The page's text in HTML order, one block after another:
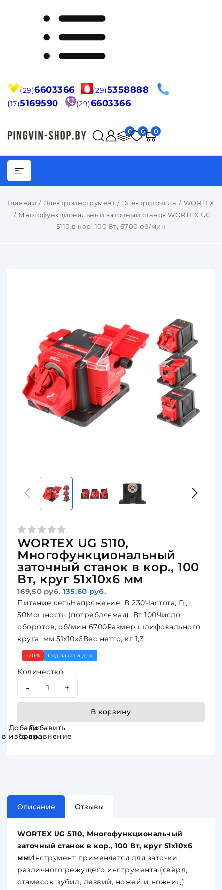
(29)6603366 (29)5358888
(17)5169590 (29)6603366
0 0 0
Главная Электроинструмент Электроточила
WORTEX
Многофункциональный заточный станок WORTEX UG
5110 в кор. 100 Вт, 6700 об/мин
WORTEX UG 5110,
Многофункциональный
заточный станок в кор., 100
Вт, круг 51х10х6 мм
169,50 руб. 135,60 руб.
Питание сетьНапряжение, В 230Частота, Гц
50Мощность (потребляемая), Вт 100Число
оборотов, об/мин 6700Размер шлифовального
круга, мм 51х10х6Вес нетто, кг 1,3
-20% Под заказ 3 дня
Количество
- +
В корзину
Добавить
в избранное
Добавить
в сравнение
Описание Отзывы
WORTEX UG 5110, Многофункциональный
заточный станок в кор., 100 Вт, круг 51х10х6
ммИнструмент применяется для заточки
различного режущего инструмента (свёрл,
стамесок, зубил, лезвий, ножей и ножниц).